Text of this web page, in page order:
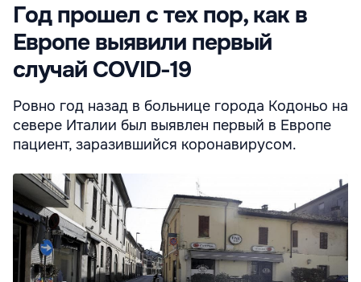
Год прошел с тех пор, как в
Европе выявили первый
случай COVID-19
Ровно год назад в больнице города Кодоньо на
севере Италии был выявлен первый в Европе
пациент, заразившийся коронавирусом.